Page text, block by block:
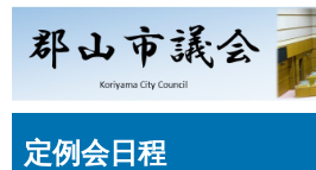
す
し
へ
文定例会日程